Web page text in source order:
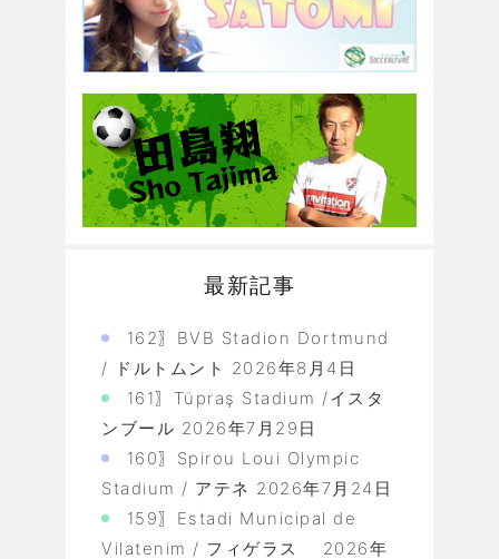
最新記事
162〗BVB Stadion Dortmund
/ ドルトムント 2026年8月4日
161〗Tüpraş Stadium /イスタ
ンブール 2026年7月29日
160〗Spirou Loui Olympic
Stadium / アテネ 2026年7月24日
159〗Estadi Municipal de
Vilatenim / フィゲラス
2026年